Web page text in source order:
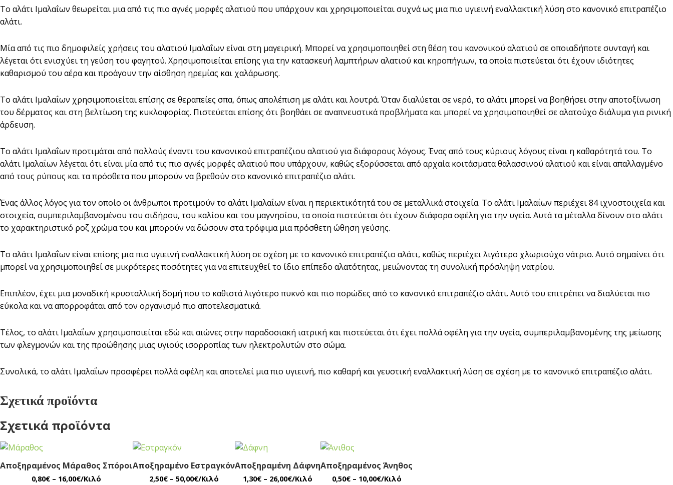
Το αλάτι Ιμαλαΐων θεωρείται μια από τις πιο αγνές μορφές αλατιού που υπάρχουν και χρησιμοποιείται συχνά ως μια πιο υγιεινή εναλλακτική λύση στο κανονικό επιτραπέζιο
αλάτι.
Μία από τις πιο δημοφιλείς χρήσεις του αλατιού Ιμαλαΐων είναι στη μαγειρική. Μπορεί να χρησιμοποιηθεί στη θέση του κανονικού αλατιού σε οποιαδήποτε συνταγή και
λέγεται ότι ενισχύει τη γεύση του φαγητού. Χρησιμοποιείται επίσης για την κατασκευή λαμπτήρων αλατιού και κηροπήγιων, τα οποία πιστεύεται ότι έχουν ιδιότητες
καθαρισμού του αέρα και προάγουν την αίσθηση ηρεμίας και χαλάρωσης.
Το αλάτι Ιμαλαΐων χρησιμοποιείται επίσης σε θεραπείες σπα, όπως απολέπιση με αλάτι και λουτρά. Όταν διαλύεται σε νερό, το αλάτι μπορεί να βοηθήσει στην αποτοξίνωση
του δέρματος και στη βελτίωση της κυκλοφορίας. Πιστεύεται επίσης ότι βοηθάει σε αναπνευστικά προβλήματα και μπορεί να χρησιμοποιηθεί σε αλατούχο διάλυμα για ρινική
άρδευση.
Το αλάτι Ιμαλαΐων προτιμάται από πολλούς έναντι του κανονικού επιτραπέζιου αλατιού για διάφορους λόγους. Ένας από τους κύριους λόγους είναι η καθαρότητά του. Το
αλάτι Ιμαλαΐων λέγεται ότι είναι μία από τις πιο αγνές μορφές αλατιού που υπάρχουν, καθώς εξορύσσεται από αρχαία κοιτάσματα θαλασσινού αλατιού και είναι απαλλαγμένο
από τους ρύπους και τα πρόσθετα που μπορούν να βρεθούν στο κανονικό επιτραπέζιο αλάτι.
Ένας άλλος λόγος για τον οποίο οι άνθρωποι προτιμούν το αλάτι Ιμαλαΐων είναι η περιεκτικότητά του σε μεταλλικά στοιχεία. Το αλάτι Ιμαλαΐων περιέχει 84 ιχνοστοιχεία και
στοιχεία, συμπεριλαμβανομένου του σιδήρου, του καλίου και του μαγνησίου, τα οποία πιστεύεται ότι έχουν διάφορα οφέλη για την υγεία. Αυτά τα μέταλλα δίνουν στο αλάτι
το χαρακτηριστικό ροζ χρώμα του και μπορούν να δώσουν στα τρόφιμα μια πρόσθετη ώθηση γεύσης.
Το αλάτι Ιμαλαΐων είναι επίσης μια πιο υγιεινή εναλλακτική λύση σε σχέση με το κανονικό επιτραπέζιο αλάτι, καθώς περιέχει λιγότερο χλωριούχο νάτριο. Αυτό σημαίνει ότι
μπορεί να χρησιμοποιηθεί σε μικρότερες ποσότητες για να επιτευχθεί το ίδιο επίπεδο αλατότητας, μειώνοντας τη συνολική πρόσληψη νατρίου.
Επιπλέον, έχει μια μοναδική κρυσταλλική δομή που το καθιστά λιγότερο πυκνό και πιο πορώδες από το κανονικό επιτραπέζιο αλάτι. Αυτό του επιτρέπει να διαλύεται πιο
εύκολα και να απορροφάται από τον οργανισμό πιο αποτελεσματικά.
Τέλος, το αλάτι Ιμαλαΐων χρησιμοποιείται εδώ και αιώνες στην παραδοσιακή ιατρική και πιστεύεται ότι έχει πολλά οφέλη για την υγεία, συμπεριλαμβανομένης της μείωσης
των φλεγμονών και της προώθησης μιας υγιούς ισορροπίας των ηλεκτρολυτών στο σώμα.
Συνολικά, το αλάτι Ιμαλαΐων προσφέρει πολλά οφέλη και αποτελεί μια πιο υγιεινή, πιο καθαρή και γευστική εναλλακτική λύση σε σχέση με το κανονικό επιτραπέζιο αλάτι.
Σχετικά προϊόντα
Σχετικά προϊόντα
Αποξηραμένος Μάραθος Σπόροι
0,80€ – 16,00€Price
/Κιλό
Αποξηραμένο Εστραγκόν
2,50€ – 50,00€Price
/Κιλό
Αποξηραμένη Δάφνη
1,30€ – 26,00€Price
/Κιλό
Αποξηραμένος Άνηθος
0,50€ – 10,00€Price
/Κιλό